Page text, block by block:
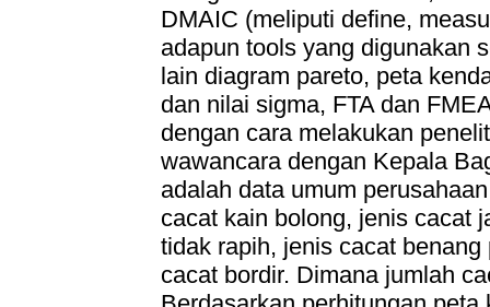
DMAIC (meliputi define,
adapun tools yang digunakan
lain diagram pareto, peta
dan nilai sigma, FTA dan
dengan cara melakukan
wawancara dengan Kepala
adalah data umum
cacat kain bolong, jenis cacat
tidak rapih, jenis cacat
cacat bordir. Dimana jumlah